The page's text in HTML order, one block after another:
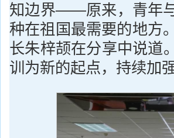
知边界——原来，青年
种在祖国最需要的地方
长朱梓颉在分享中说道
训为新的起点，持续加